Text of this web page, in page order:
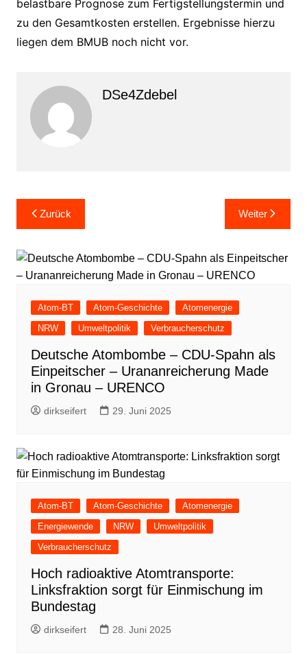
belastbare Prognose zum Fertigstellungstermin und
zu den Gesamtkosten erstellen. Ergebnisse hierzu
liegen dem BMUB noch nicht vor.
DSe4Zdebel
Beitragsnavigation
Zurück Weiter
Atom-BT Atom-Geschichte
Atomenergie
NRW
Umweltpolitik Verbraucherschutz
Deutsche Atombombe – CDU-Spahn als
Einpeitscher – Urananreicherung Made
in Gronau – URENCO
dirkseifert 29. Juni 2025
Atom-BT Atom-Geschichte
Atomenergie
Energiewende
NRW
Umweltpolitik
Verbraucherschutz
Hoch radioaktive Atomtransporte:
Linksfraktion sorgt für Einmischung im
Bundestag
dirkseifert 28. Juni 2025